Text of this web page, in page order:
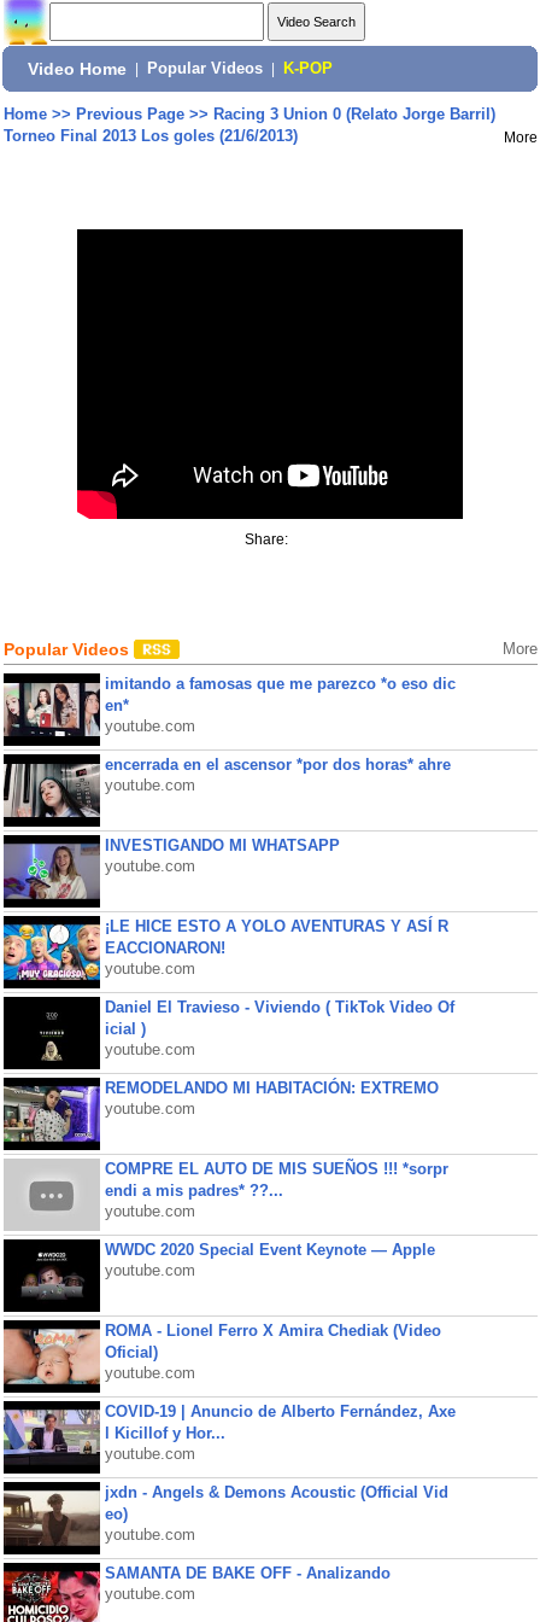
Video Home Popular Videos K-POP
Home>> Previous Page>> Racing 3 Union 0 (Relato Jorge Barril)
Torneo Final 2013 Los goles (21/6/2013)
More
Share:
Popular Videos More
imitando a famosas que me parezco *o eso dic
en*
youtube.com
encerrada en el ascensor *por dos horas* ahre
youtube.com
INVESTIGANDO MI WHATSAPP
youtube.com
¡LE HICE ESTO A YOLO AVENTURAS Y ASÍ R
EACCIONARON!
youtube.com
Daniel El Travieso - Viviendo ( TikTok Video Of
icial )
youtube.com
REMODELANDO MI HABITACIÓN: EXTREMO
youtube.com
COMPRE EL AUTO DE MIS SUEÑOS !!! *sorpr
endi a mis padres* ??...
youtube.com
WWDC 2020 Special Event Keynote — Apple
youtube.com
ROMA - Lionel Ferro X Amira Chediak (Video
Oficial)
youtube.com
COVID-19 | Anuncio de Alberto Fernández, Axe
l Kicillof y Hor...
youtube.com
jxdn - Angels & Demons Acoustic (Official Vid
eo)
youtube.com
SAMANTA DE BAKE OFF - Analizando
youtube.com